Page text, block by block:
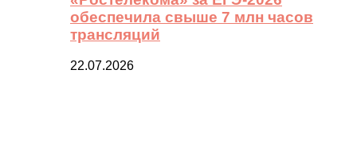
обеспечила свыше 7 млн часов
трансляций
22.07.2026